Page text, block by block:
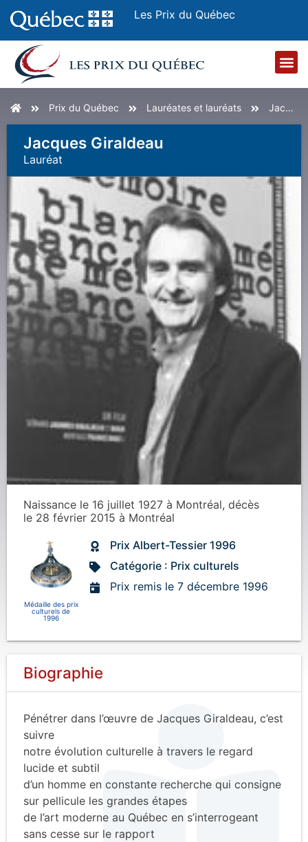
Les Prix du Québec
AccueilPrix du Québec Lauréates et lauréats Jacques Giraldeau
Jacques Giraldeau
Lauréat
Naissance le 16 juillet 1927 à Montréal, décès
le 28 février 2015 à Montréal
Médaille des prix
culturels de
1996
Prix Albert-Tessier 1996
Catégorie : Prix culturels
Prix remis le 7 décembre 1996
Biographie
Pénétrer dans l’œuvre de Jacques Giraldeau, c’est
suivre
notre évolution culturelle à travers le regard
lucide et subtil
d’un homme en constante recherche qui consigne
sur pellicule les grandes étapes
de l’art moderne au Québec en s’interrogeant
sans cesse sur le rapport